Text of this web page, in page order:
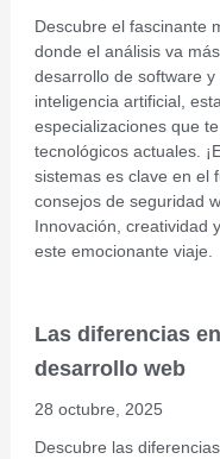
Descubre el fascinante
donde el análisis va
desarrollo de software
inteligencia artificial,
especializaciones que
tecnológicos actuales.
sistemas es clave en el
consejos de seguridad
Innovación, creatividad
este emocionante viaje.
Las diferencias
desarrollo web
28 octubre, 2025
Descubre las